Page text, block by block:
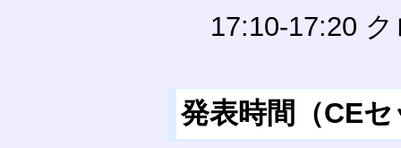
17:10-17:20
発表時間（CE